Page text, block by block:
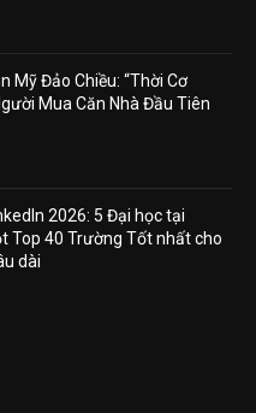
Mỹ Đảo Chiều: “Thời Cơ
Mua Căn Nhà Đầu Tiên
2026: 5 Đại học tại
Top 40 Trường Tốt nhất cho
dài